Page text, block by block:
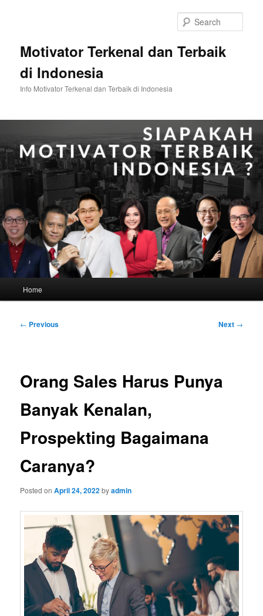
Motivator Terkenal dan Terbaik
di Indonesia
Info Motivator Terkenal dan Terbaik di Indonesia
Home
Post
← Previous Next →
Orang Sales Harus Punya
Banyak Kenalan,
Prospekting Bagaimana
Caranya?
Posted onApril 24, 2022byadmin